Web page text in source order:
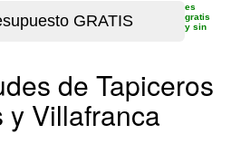
es
gratis
y sin
de Tapiceros
y Villafranca